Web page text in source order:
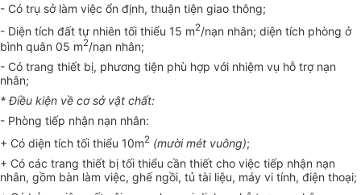
- Có trụ sở làm việc ổn định, thuận tiện giao thông;
- Diện tích đất tự nhiên tối thiểu 15 m2/nạn nhân; diện tích phòng ở
bình quân 05 m2/nạn nhân;
- Có trang thiết bị, phương tiện phù hợp với nhiệm vụ hỗ trợ nạn
nhân;
* Điều kiện về cơ sở vật chất:
- Phòng tiếp nhận nạn nhân:
+ Có diện tích tối thiểu 10m2 (mười mét vuông);
+ Có các trang thiết bị tối thiểu cần thiết cho việc tiếp nhận nạn
nhân, gồm bàn làm việc, ghế ngồi, tủ tài liệu, máy vi tính, điện thoại;